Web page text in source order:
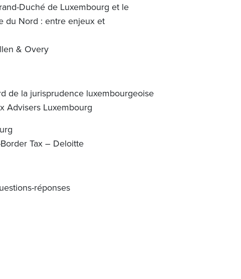
Duché de Luxembourg et le
du Nord : entre enjeux et
& Overy
de la jurisprudence luxembourgeoise
Advisers Luxembourg
Tax – Deloitte
réponses